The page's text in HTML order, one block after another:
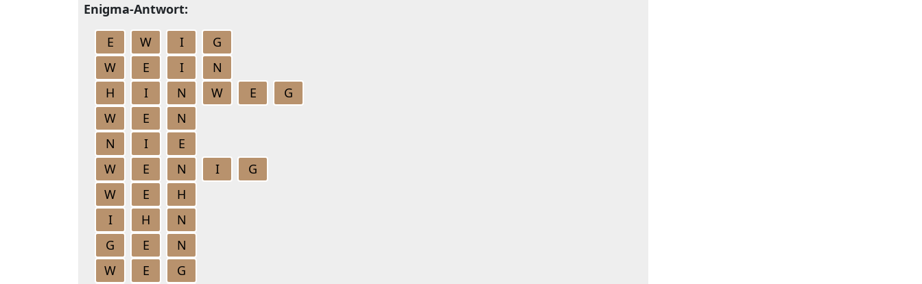
Enigma-Antwort:
E
W I
G
W
E I
N
H
I N W E
G
W
E
N
N
I
E
W
E N I
G
W
E
H
I
H
N
G
E
N
W
E G